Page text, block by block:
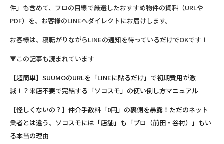
件」も含めて、プロの目線で厳選したおすすめ物件の資料（URLや
PDF）を、お客様のLINEへダイレクトにお届けします。
お客様は、寝転がりながらLINEの通知を待っているだけでOKです！
▼この記事も読まれています
【超簡単】SUUMOのURLを「LINEに貼るだけ」で初期費用が激
減！？来店不要で完結する「ソコスモ」の使い倒し方マニュアル
【怪しくないの？】仲介手数料「0円」の裏側を暴露！ただのネット
業者とは違う、ソコスモには「店舗」も「プロ（前田・谷村）」もい
る本当の理由